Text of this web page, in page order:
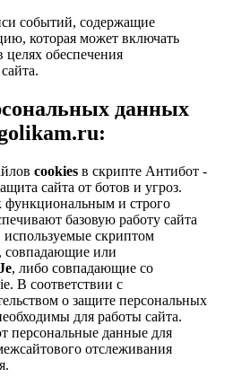
событий, содержащие
которая может включать
обеспечения
данных
cookies в скрипте Антибот -
сайта от ботов и угроз.
функциональным и строго
базовую работу сайта
используемые скриптом
совпадающие или
, либо совпадающие со
В соответствии с
о защите персональных
для работы сайта.
персональные данные для
отслеживания